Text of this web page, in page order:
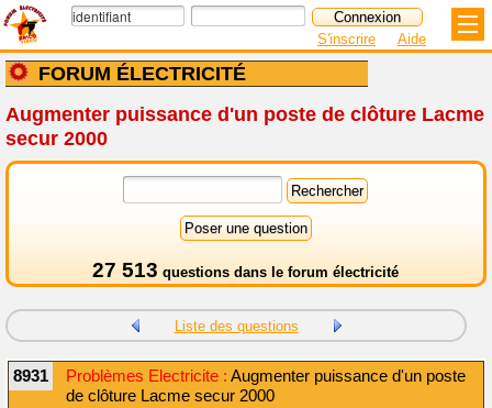
FORUM ÉLECTRICITÉ
S'inscrire Aide
Augmenter puissance d'un poste de clôture Lacme
secur 2000
27 513 questions dans le forum électricité
Liste des questions
8931 Problèmes Electricite : Augmenter puissance d'un poste
de clôture Lacme secur 2000